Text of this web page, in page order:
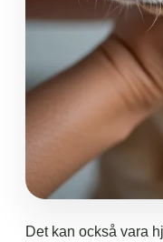
Det kan också vara